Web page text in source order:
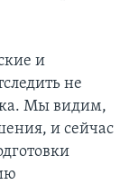
и
не
Мы видим,
и сейчас